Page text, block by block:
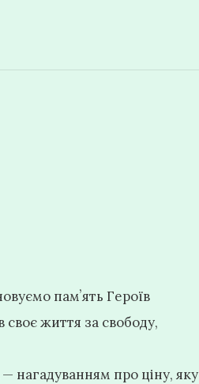
памʼять Героїв
своє життя за свободу,
нагадуванням про ціну, яку